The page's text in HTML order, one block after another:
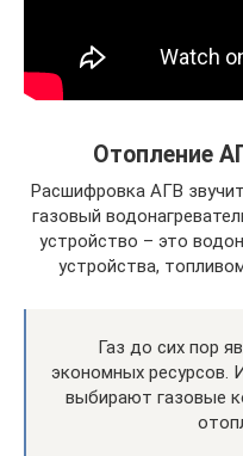
Отопление
Расшифровка АГВ
газовый
устройство – это
устройства,
Газ до сих пор
экономных ресурсов.
выбирают газовые